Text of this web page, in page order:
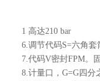
1 高达210 bar
6.调节代码S=六角
7.代码V密封FPM。
8.计量口，G=G四分